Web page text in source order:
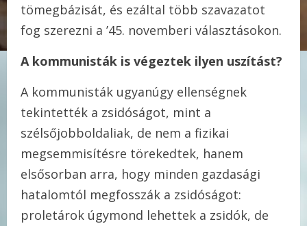
tömegbázisát, és ezáltal több szavazatot
fog szerezni a ’45. novemberi választásokon.
A kommunisták is végeztek ilyen uszítást?
A kommunisták ugyanúgy ellenségnek
tekintették a zsidóságot, mint a
szélsőjobboldaliak, de nem a fizikai
megsemmisítésre törekedtek, hanem
elsősorban arra, hogy minden gazdasági
hatalomtól megfosszák a zsidóságot:
proletárok úgymond lehettek a zsidók, de